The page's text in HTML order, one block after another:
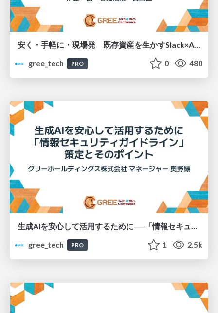
安く・手軽に・現場発 既存資産を生かすSlack×AI検索Botの作り方
gree_tech
PRO 0 480
gree_tech
PRO 1 2.5k